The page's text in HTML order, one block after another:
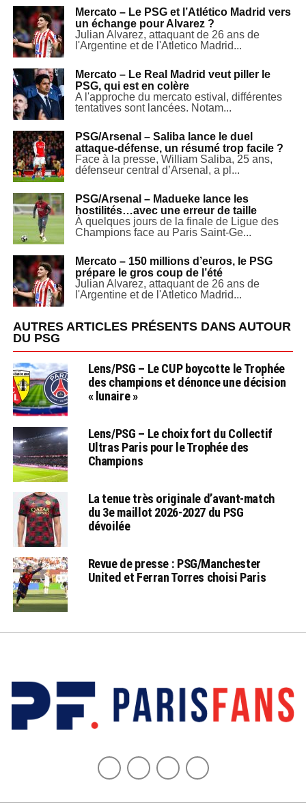
Mercato – Le PSG et l’Atlético Madrid vers
un échange pour Alvarez ?
Julian Alvarez, attaquant de 26 ans de
l'Argentine et de l'Atletico Madrid...
Mercato – Le Real Madrid veut piller le
PSG, qui est en colère
A l'approche du mercato estival, différentes
tentatives sont lancées. Notam...
PSG/Arsenal – Saliba lance le duel
attaque-défense, un résumé trop facile ?
Face à la presse, William Saliba, 25 ans,
défenseur central d’Arsenal, a pl...
PSG/Arsenal – Madueke lance les
hostilités…avec une erreur de taille
À quelques jours de la finale de Ligue des
Champions face au Paris Saint-Ge...
Mercato – 150 millions d’euros, le PSG
prépare le gros coup de l’été
Julian Alvarez, attaquant de 26 ans de
l'Argentine et de l'Atletico Madrid...
AUTRES ARTICLES PRÉSENTS DANS AUTOUR
DU PSG
Lens/PSG – Le CUP boycotte le Trophée
des champions et dénonce une décision
« lunaire »
Lens/PSG – Le choix fort du Collectif
Ultras Paris pour le Trophée des
Champions
La tenue très originale d’avant-match
du 3e maillot 2026-2027 du PSG
dévoilée
Revue de presse : PSG/Manchester
United et Ferran Torres choisi Paris